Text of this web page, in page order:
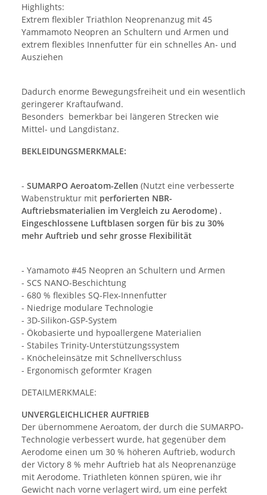
Highlights:
Extrem flexibler Triathlon Neoprenanzug mit 45
Yammamoto Neopren an Schultern und Armen und
extrem flexibles Innenfutter für ein schnelles An- und
Ausziehen
Dadurch enorme Bewegungsfreiheit und ein wesentlich
geringerer Kraftaufwand.
Besonders bemerkbar bei längeren Strecken wie
Mittel- und Langdistanz.
BEKLEIDUNGSMERKMALE:
- SUMARPO Aeroatom-Zellen (Nutzt eine verbesserte
Wabenstruktur mit perforierten NBR-
Auftriebsmaterialien im Vergleich zu Aerodome) .
Eingeschlossene Luftblasen sorgen für bis zu 30%
mehr Auftrieb und sehr grosse Flexibilität
- Yamamoto #45 Neopren an Schultern und Armen
- SCS NANO-Beschichtung
- 680 % flexibles SQ-Flex-Innenfutter
- Niedrige modulare Technologie
- 3D-Silikon-GSP-System
- Ökobasierte und hypoallergene Materialien
- Stabiles Trinity-Unterstützungssystem
- Knöcheleinsätze mit Schnellverschluss
- Ergonomisch geformter Kragen
DETAILMERKMALE:
UNVERGLEICHLICHER AUFTRIEB
Der übernommene Aeroatom, der durch die SUMARPO-
Technologie verbessert wurde, hat gegenüber dem
Aerodome einen um 30 % höheren Auftrieb, wodurch
der Victory 8 % mehr Auftrieb hat als Neoprenanzüge
mit Aerodome. Triathleten können spüren, wie ihr
Gewicht nach vorne verlagert wird, um eine perfekt